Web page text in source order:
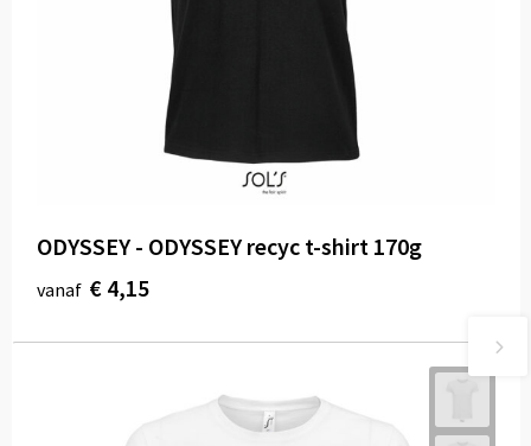
ODYSSEY - ODYSSEY recyc t-shirt 170g
vanaf € 4,15